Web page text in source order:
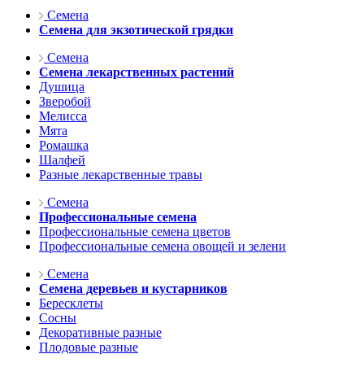
Семена
Семена для экзотической грядки
Семена
Семена лекарственных растений
Душица
Зверобой
Мелисса
Мята
Ромашка
Шалфей
Разные лекарственные травы
Семена
Профессиональные семена
Профессиональные семена цветов
Профессиональные семена овощей и зелени
Семена
Семена деревьев и кустарников
Бересклеты
Сосны
Декоративные разные
Плодовые разные